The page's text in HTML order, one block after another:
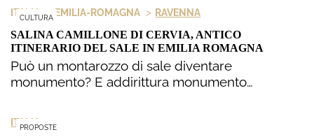
CULTURA
ITALIA > EMILIA-ROMAGNA > RAVENNA
SALINA CAMILLONE DI CERVIA, ANTICO
ITINERARIO DEL SALE IN EMILIA ROMAGNA
Può un montarozzo di sale diventare
monumento? E addirittura monumento…
PROPOSTE
ITALIA